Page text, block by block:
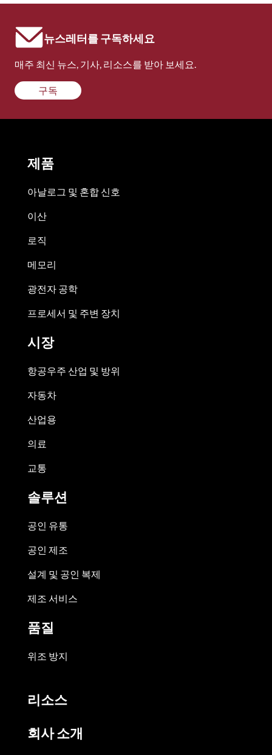
뉴스레터를 구독하세요
매주 최신 뉴스, 기사, 리소스를 받아 보세요.
구독
제품
아날로그 및 혼합 신호
이산
로직
메모리
광전자 공학
프로세서 및 주변 장치
시장
항공우주 산업 및 방위
자동차
산업용
의료
교통
솔루션
공인 유통
공인 제조
설계 및 공인 복제
제조 서비스
품질
위조 방지
리소스
회사 소개